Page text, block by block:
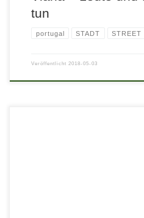
tun
portugal STADT STREET
Veröffentlicht 2018-05-03